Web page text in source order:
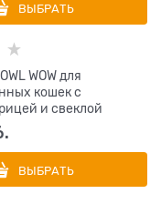
ВЫБРАТЬ
WOW для
кошек с
и свеклой
ВЫБРАТЬ